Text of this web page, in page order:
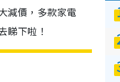
減價，多款家電
睇下啦！